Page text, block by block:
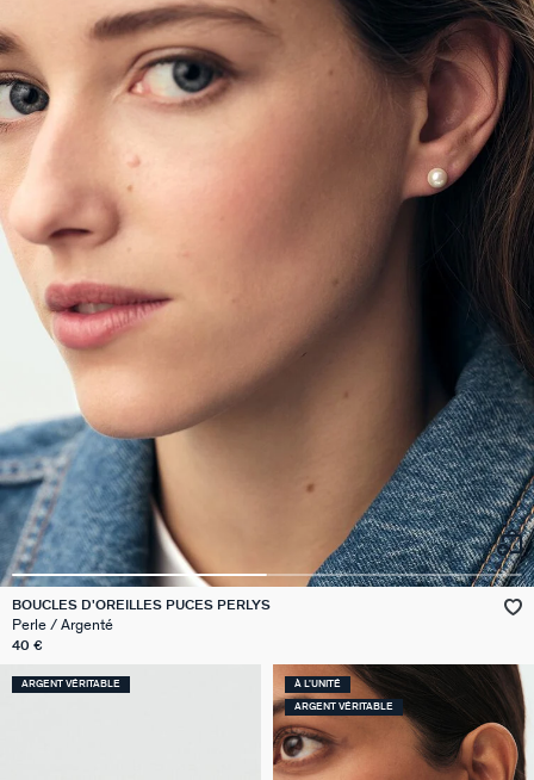
BOUCLES D'OREILLES PUCES PERLYS
Perle / Argenté
40 €
ARGENT VÉRITABLE À L'UNITÉ
ARGENT VÉRITABLE